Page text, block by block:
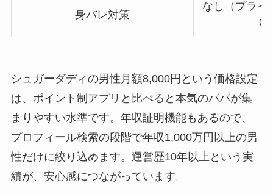
身バレ対策
なし（プライ
り
シュガーダディの男性月額8,000円という価格設定
は、ポイント制アプリと比べると本気のパパが集
まりやすい水準です。年収証明機能もあるので、
プロフィール検索の段階で年収1,000万円以上の男
性だけに絞り込めます。運営歴10年以上という実
績が、安心感につながっています。